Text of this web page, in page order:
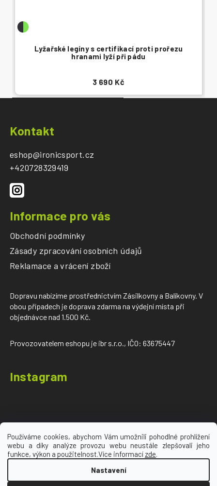
Používáme cookies, abychom Vám umožnili pohodlné prohlížení
webu a díky analýze provozu webu neustále zlepšovali jeho
funkce, výkon a použitelnost.Více informací zde.
Nastavení
Lyžařské legíny s certifikací proti prořezu
hranami lyží při pádu
3 690 Kč
Kontakt
eshop@ironicsport.cz
+420728329419
Informace pro vás
Obchodní podmínky
Zásady zpracování osobních údajů
Reklamace a vrácení zboží
Dopravu nabízíme prostřednictvím Zásilkovny a Balíkovny. V
obou případech je doprava zdarma na výdejní místa při
objednávce nad 1.500 Kč.
Provozovatelem eshopu je ibr s.r.o., IČO: 63675447
Instagram
Sledovat na Instagramu